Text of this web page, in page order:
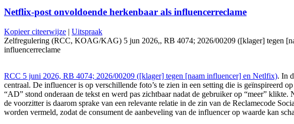
Netflix-post onvoldoende herkenbaar als influencerreclame
Kopieer citeerwijze | Uitspraak
Zelfregulering (RCC, KOAG/KAG) 5 jun 2026,, RB 4074; 2026/00209 ([klager] tegen
influencerreclame
RCC 5 juni 2026, RB 4074; 2026/00209 ([klager] tegen [naam influencer] en Netlfix). In
centraal. De influencer is op verschillende foto’s te zien in een setting die is
“AD” stond onderaan de tekst en werd pas zichtbaar nadat de gebruiker op “meer”
de voorzitter is daarom sprake van een relevante relatie in de zin van de Reclamecode
worden vermeld, zodat de consument de aanbeveling van de influencer op waarde kan